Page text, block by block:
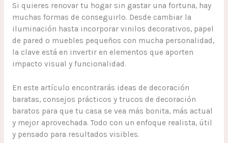
Si quieres renovar tu hogar sin gastar una fortuna, hay
muchas formas de conseguirlo. Desde cambiar la
iluminación hasta incorporar vinilos decorativos, papel
de pared o muebles pequeños con mucha personalidad,
la clave está en invertir en elementos que aporten
impacto visual y funcionalidad.
En este artículo encontrarás ideas de decoración
baratas, consejos prácticos y trucos de decoración
baratos para que tu casa se vea más bonita, más actual
y mejor aprovechada. Todo con un enfoque realista, útil
y pensado para resultados visibles.